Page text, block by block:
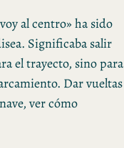
al centro» ha sido
Significaba salir
el trayecto, sino para
Dar vueltas
ver cómo